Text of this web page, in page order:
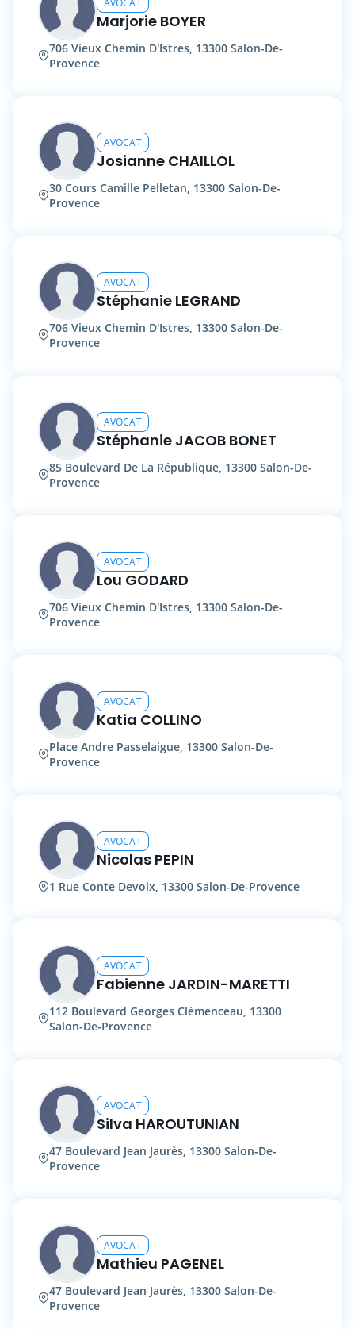
AVOCAT
Marjorie BOYER
706 Vieux Chemin D'Istres, 13300 Salon-De-
Provence
AVOCAT
Josianne CHAILLOL
30 Cours Camille Pelletan, 13300 Salon-De-
Provence
AVOCAT
Stéphanie LEGRAND
706 Vieux Chemin D'Istres, 13300 Salon-De-
Provence
AVOCAT
Stéphanie JACOB BONET
85 Boulevard De La République, 13300 Salon-De-
Provence
AVOCAT
Lou GODARD
706 Vieux Chemin D'Istres, 13300 Salon-De-
Provence
AVOCAT
Katia COLLINO
Place Andre Passelaigue, 13300 Salon-De-
Provence
AVOCAT
Nicolas PEPIN
1 Rue Conte Devolx, 13300 Salon-De-Provence
AVOCAT
Fabienne JARDIN-MARETTI
112 Boulevard Georges Clémenceau, 13300
Salon-De-Provence
AVOCAT
Silva HAROUTUNIAN
47 Boulevard Jean Jaurès, 13300 Salon-De-
Provence
AVOCAT
Mathieu PAGENEL
47 Boulevard Jean Jaurès, 13300 Salon-De-
Provence